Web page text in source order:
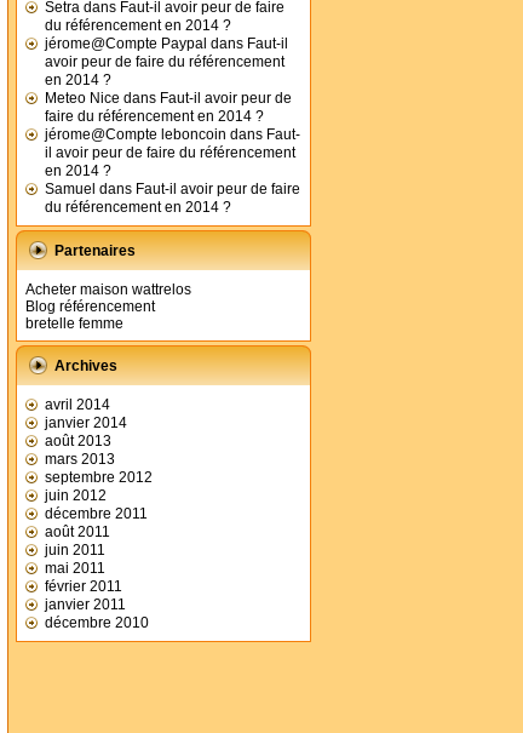
Setra dans Faut-il avoir peur de faire
du référencement en 2014 ?
jérome@Compte Paypal dans Faut-il
avoir peur de faire du référencement
en 2014 ?
Meteo Nice dans Faut-il avoir peur de
faire du référencement en 2014 ?
jérome@Compte leboncoin dans Faut-
il avoir peur de faire du référencement
en 2014 ?
Samuel dans Faut-il avoir peur de faire
du référencement en 2014 ?
Partenaires
Acheter maison wattrelos
Blog référencement
bretelle femme
Archives
avril 2014
janvier 2014
août 2013
mars 2013
septembre 2012
juin 2012
décembre 2011
août 2011
juin 2011
mai 2011
février 2011
janvier 2011
décembre 2010